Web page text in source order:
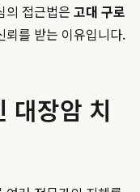
의 접근법은 고대 구로
뢰를 받는 이유입니다.
대장암 치